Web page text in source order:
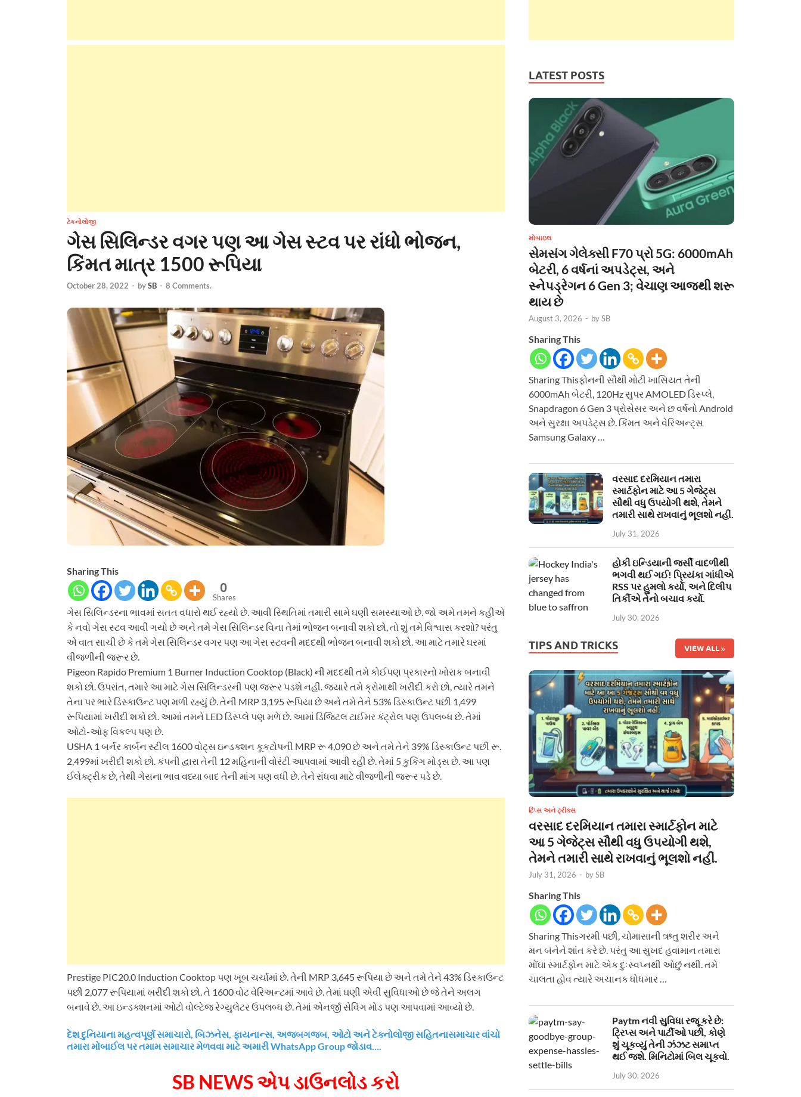
ટેકનોલોજી
ગેસ સિલિન્ડર વગર પણ આ ગેસ સ્ટવ પર રાંધો ભોજન,
કિંમત માત્ર 1500 રૂપિયા
October 28, 2022 - bySB - 8 Comments.
Sharing This
0
Shares
ગેસ સિલિન્ડરના ભાવમાં સતત વધારો થઈ રહ્યો છે. આવી સ્થિતિમાં તમારી સામે ઘણી સમસ્યાઓ છે. જો અમે તમને કહીએ
કે નવો ગેસ સ્ટવ આવી ગયો છે અને તમે ગેસ સિલિન્ડર વિના તેમાં ભોજન બનાવી શકો છો, તો શું તમે વિશ્વાસ કરશો? પરંતુ
એ વાત સાચી છે કે તમે ગેસ સિલિન્ડર વગર પણ આ ગેસ સ્ટવની મદદથી ભોજન બનાવી શકો છો. આ માટે તમારે ઘરમાં
વીજળીની જરૂર છે.
Pigeon Rapido Premium 1 Burner Induction Cooktop (Black) ની મદદથી તમે કોઈપણ પ્રકારનો ખોરાક બનાવી
શકો છો. ઉપરાંત, તમારે આ માટે ગેસ સિલિન્ડરની પણ જરૂર પડશે નહીં. જ્યારે તમે ક્રોમાથી ખરીદી કરો છો, ત્યારે તમને
તેના પર ભારે ડિસ્કાઉન્ટ પણ મળી રહ્યું છે. તેની MRP 3,195 રૂપિયા છે અને તમે તેને 53% ડિસ્કાઉન્ટ પછી 1,499
રૂપિયામાં ખરીદી શકો છો. આમાં તમને LED ડિસ્પ્લે પણ મળે છે. આમાં ડિજિટલ ટાઈમર કંટ્રોલ પણ ઉપલબ્ધ છે. તેમાં
ઓટો-ઓફ વિકલ્પ પણ છે.
USHA 1 બર્નર કાર્બન સ્ટીલ 1600 વોટ્સ ઇન્ડક્શન કૂકટોપની MRP રૂ 4,090 છે અને તમે તેને 39% ડિસ્કાઉન્ટ પછી રૂ.
2,499માં ખરીદી શકો છો. કંપની દ્વારા તેની 12 મહિનાની વોરંટી આપવામાં આવી રહી છે. તેમાં 5 કુકિંગ મોડ્સ છે. આ પણ
ઈલેક્ટ્રીક છે, તેથી ગેસના ભાવ વધ્યા બાદ તેની માંગ પણ વધી છે. તેને રાંધવા માટે વીજળીની જરૂર પડે છે.
Prestige PIC20.0 Induction Cooktop પણ ખૂબ ચર્ચામાં છે. તેની MRP 3,645 રૂપિયા છે અને તમે તેને 43% ડિસ્કાઉન્ટ
પછી 2,077 રૂપિયામાં ખરીદી શકો છો. તે 1600 વોટ વેરિઅન્ટમાં આવે છે. તેમાં ઘણી એવી સુવિધાઓ છે જે તેને અલગ
બનાવે છે. આ ઇન્ડક્શનમાં ઓટો વોલ્ટેજ રેગ્યુલેટર ઉપલબ્ધ છે. તેમાં એનર્જી સેવિંગ મોડ પણ આપવામાં આવ્યો છે.
દેશ દુનિયાના મહત્વપૂર્ણ સમાચારો, બિઝનેસ, ફાયનાન્સ, અજબગજબ, ઓટો અને ટેક્નોલોજી સહિતનાસમાચાર વાંચો
તમારા મોબાઈલ પર તમામ સમાચાર મેળવવા માટે અમારી WhatsApp Group જોડાવ….
SB NEWS એપ ડાઉનલોડ કરો
LATEST POSTS
મોબાઇલ
સેમસંગ ગેલેક્સી F70 પ્રો 5G: 6000mAh
બેટરી, 6 વર્ષનાં અપડેટ્સ, અને
સ્નેપડ્રેગન 6 Gen 3; વેચાણ આજથી શરૂ
થાય છે
August 3, 2026 - bySB
Sharing This
Sharing Thisફોનની સૌથી મોટી ખાસિયત તેની
6000mAh બેટરી, 120Hz સુપર AMOLED ડિસ્પ્લે,
Snapdragon 6 Gen 3 પ્રોસેસર અને છ વર્ષનો Android
અને સુરક્ષા અપડેટ્સ છે. કિંમત અને વેરિઅન્ટ્સ
Samsung Galaxy …
વરસાદ દરમિયાન તમારા
સ્માર્ટફોન માટે આ 5 ગેજેટ્સ
સૌથી વધુ ઉપયોગી થશે, તેમને
તમારી સાથે રાખવાનું ભૂલશો નહીં.
July 31, 2026
હોકી ઇન્ડિયાની જર્સી વાદળીથી
ભગવી થઈ ગઈ! પ્રિયંકા ગાંધીએ
RSS પર હુમલો કર્યો, અને દિલીપ
તિર્કીએ તેનો બચાવ કર્યો.
July 30, 2026
TIPS AND TRICKS VIEW ALL
ટિપ્સ અને ટ્રીક્સ
વરસાદ દરમિયાન તમારા સ્માર્ટફોન માટે
આ 5 ગેજેટ્સ સૌથી વધુ ઉપયોગી થશે,
તેમને તમારી સાથે રાખવાનું ભૂલશો નહીં.
July 31, 2026 - bySB
Sharing This
Sharing Thisગરમી પછી, ચોમાસાની ઋતુ શરીર અને
મન બંનેને શાંત કરે છે. પરંતુ આ સુખદ હવામાન તમારા
મોંઘા સ્માર્ટફોન માટે એક દુઃસ્વપ્નથી ઓછું નથી. તમે
ચાલતા હોવ ત્યારે અચાનક ધોધમાર …
Paytm નવી સુવિધા રજૂ કરે છે:
ટ્રિપ્સ અને પાર્ટીઓ પછી, કોણે
શું ચૂકવ્યું તેની ઝંઝટ સમાપ્ત
થઈ જશે. મિનિટોમાં બિલ ચૂકવો.
July 30, 2026